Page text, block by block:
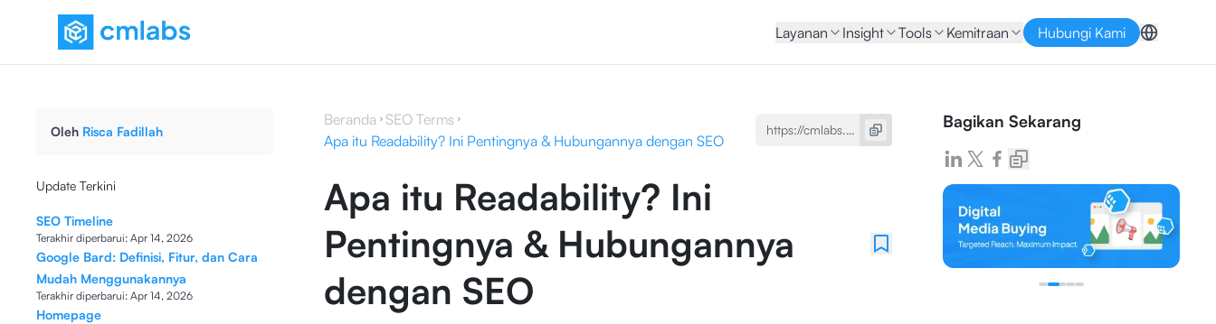
Layanan Insight Tools Kemitraan Hubungi Kami
Oleh Risca Fadillah
Update Terkini
SEO Timeline
Terakhir diperbarui: Apr 14, 2026
Google Bard: Definisi, Fitur, dan Cara
Mudah Menggunakannya
Terakhir diperbarui: Apr 14, 2026
Homepage
Beranda SEO Terms
Apa itu Readability? Ini Pentingnya & Hubungannya dengan SEO
Apa itu Readability? Ini
Pentingnya & Hubungannya
dengan SEO
Bagikan Sekarang